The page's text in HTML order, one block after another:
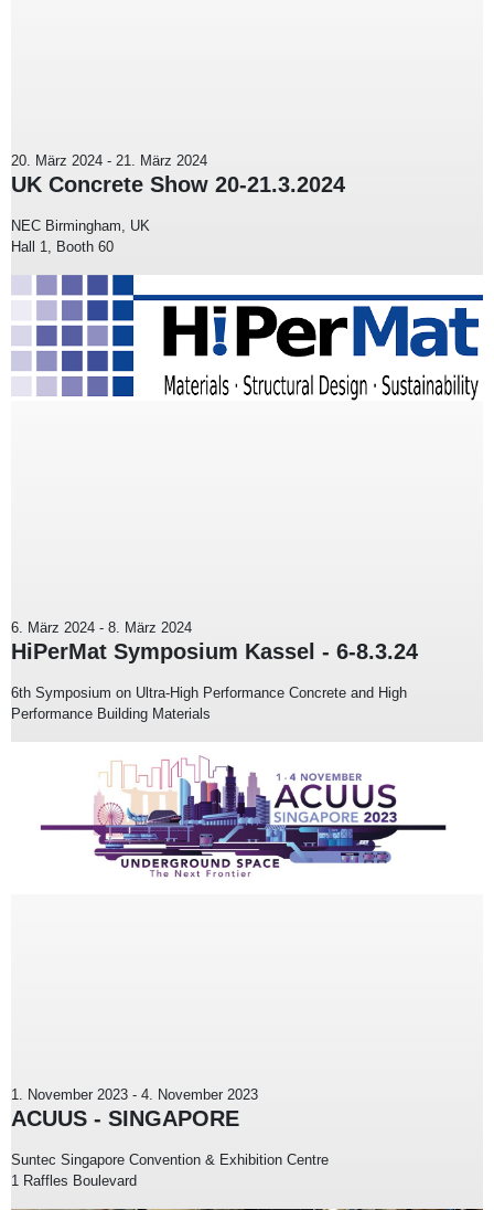
20. März 2024 - 21. März 2024
UK Concrete Show 20-21.3.2024
NEC Birmingham, UK
Hall 1, Booth 60
6. März 2024 - 8. März 2024
HiPerMat Symposium Kassel - 6-8.3.24
6th Symposium on Ultra-High Performance Concrete and High
Performance Building Materials
1. November 2023 - 4. November 2023
ACUUS - SINGAPORE
Suntec Singapore Convention & Exhibition Centre
1 Raffles Boulevard